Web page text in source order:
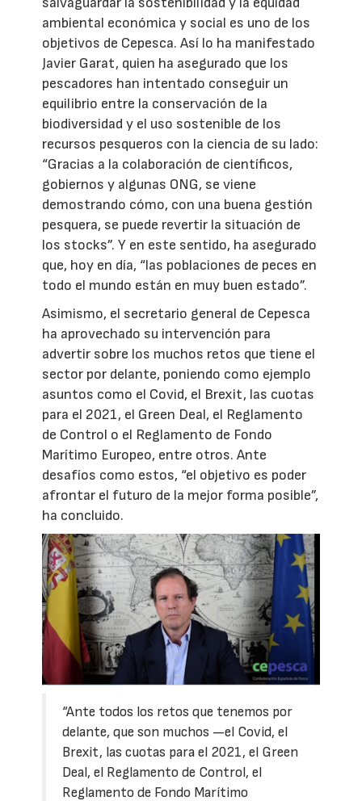
ambiental económica y social es uno de los
objetivos de Cepesca. Así lo ha manifestado
Javier Garat, quien ha asegurado que los
pescadores han intentado conseguir un
equilibrio entre la conservación de la
biodiversidad y el uso sostenible de los
recursos pesqueros con la ciencia de su lado:
“Gracias a la colaboración de científicos,
gobiernos y algunas ONG, se viene
demostrando cómo, con una buena gestión
pesquera, se puede revertir la situación de
los stocks”. Y en este sentido, ha asegurado
que, hoy en día, “las poblaciones de peces en
todo el mundo están en muy buen estado”.
Asimismo, el secretario general de Cepesca
ha aprovechado su intervención para
advertir sobre los muchos retos que tiene el
sector por delante, poniendo como ejemplo
asuntos como el Covid, el Brexit, las cuotas
para el 2021, el Green Deal, el Reglamento
de Control o el Reglamento de Fondo
Marítimo Europeo, entre otros. Ante
desafíos como estos, “el objetivo es poder
afrontar el futuro de la mejor forma posible”,
ha concluido.
“Ante todos los retos que tenemos por
delante, que son muchos —el Covid, el
Brexit, las cuotas para el 2021, el Green
Deal, el Reglamento de Control, el
Reglamento de Fondo Marítimo